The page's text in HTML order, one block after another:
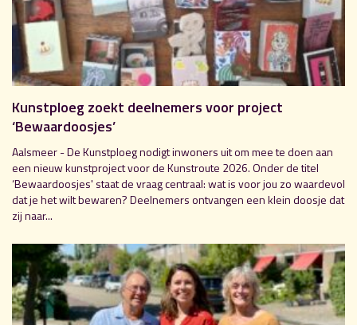
Kunstploeg zoekt deelnemers voor project
‘Bewaardoosjes’
Aalsmeer - De Kunstploeg nodigt inwoners uit om mee te doen aan
een nieuw kunstproject voor de Kunstroute 2026. Onder de titel
‘Bewaardoosjes' staat de vraag centraal: wat is voor jou zo waardevol
dat je het wilt bewaren? Deelnemers ontvangen een klein doosje dat
zij naar...